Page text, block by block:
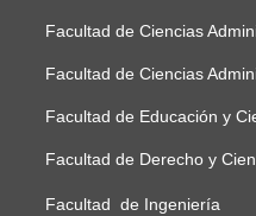
Facultad de Ciencias
Facultad de Ciencias
Facultad de Educación y
Facultad de Derecho y
Facultad de Ingeniería